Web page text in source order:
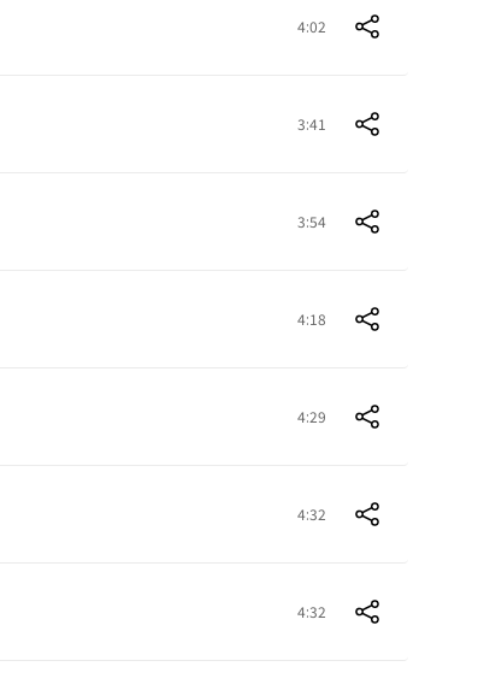
4:02
3:41
3:54
4:18
4:29
4:32
4:32